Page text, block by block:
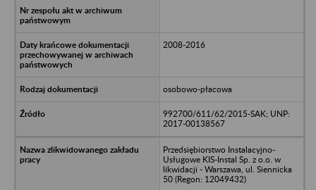
2008-2016
osobowo-płacowa
992700/611/62/2015-SAK; UNP:
2017-00138567
Przedsiębiorstwo Instalacyjno-
Usługowe KIS-Instal Sp. z o.o. w
likwidacji - Warszawa, ul. Siennicka
50 (Regon: 12049432)